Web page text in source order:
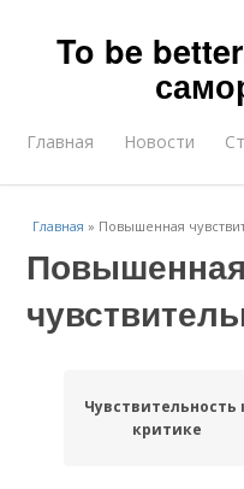
To be
Главная Новости
Главная » Повышенная
Повышенная
Чувствительность
критике